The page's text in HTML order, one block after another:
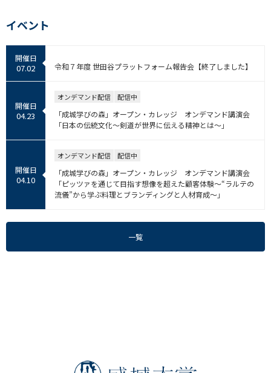
イベント
開催日
07.02 令和７年度 世田谷プラットフォーム報告会【終了しました】
開催日
04.23
オンデマンド配信 配信中
「成城学びの森」オープン・カレッジ オンデマンド講演会
「日本の伝統文化～剣道が世界に伝える精神とは～」
開催日
04.10
オンデマンド配信 配信中
「成城学びの森」オープン・カレッジ オンデマンド講演会
「ピッツァを通じて目指す想像を超えた顧客体験～“ラルテの
流儀”から学ぶ料理とブランディングと人材育成～」
一覧